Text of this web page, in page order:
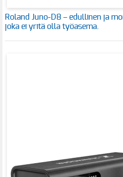
Roland Juno-D8 – edullinen ja
joka ei yritä olla työasema.